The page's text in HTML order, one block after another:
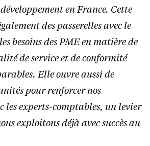
en France. Cette
des passerelles avec le
besoins des PME en matière de
de service et de conformité
Elle ouvre aussi de
pour renforcer nos
les experts-comptables, un levier
exploitons déjà avec succès au